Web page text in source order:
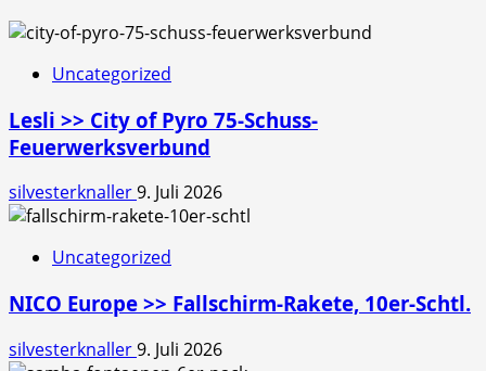
Uncategorized
Lesli >> City of Pyro 75-Schuss-
Feuerwerksverbund
silvesterknaller9. Juli 2026
Uncategorized
NICO Europe >> Fallschirm-Rakete, 10er-Schtl.
silvesterknaller9. Juli 2026